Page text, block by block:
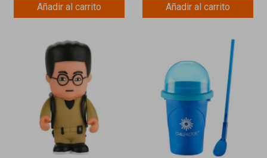
Añadir al carrito Añadir al carrito